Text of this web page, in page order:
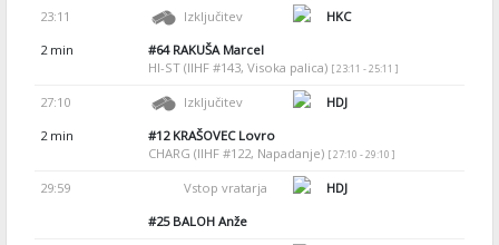
23:11 Izključitev
HKC
2 min
#64RAKUŠA Marcel
HI-ST (IIHF #143, Visoka palica) [ 23:11 - 25:11 ]
27:10 Izključitev
HDJ
2 min
#12KRAŠOVEC Lovro
CHARG (IIHF #122, Napadanje) [ 27:10 - 29:10 ]
29:59 Vstop vratarja
HDJ
#25BALOH Anže